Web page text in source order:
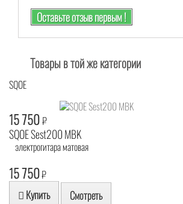
Оставьте отзыв первым !
Товары в той же категории
SQOE
15 750₽
SQOE Sest200 MBK
электрогитара матовая
15 750₽
Купить Смотреть